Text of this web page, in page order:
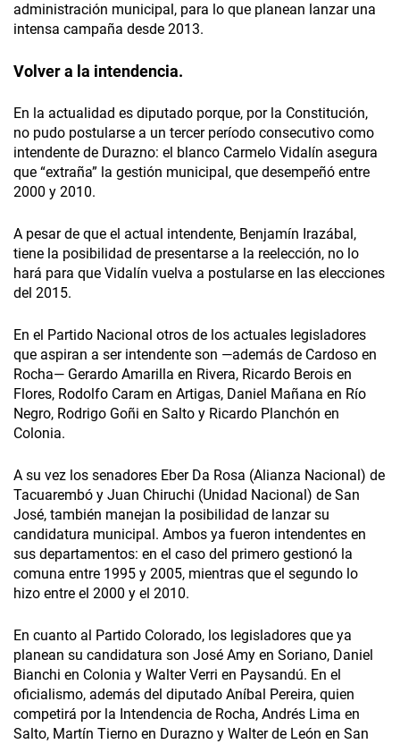
administración municipal, para lo que planean lanzar una
intensa campaña desde 2013.
Volver a la intendencia.
En la actualidad es diputado porque, por la Constitución,
no pudo postularse a un tercer período consecutivo como
intendente de Durazno: el blanco Carmelo Vidalín asegura
que “extraña” la gestión municipal, que desempeñó entre
2000 y 2010.
A pesar de que el actual intendente, Benjamín Irazábal,
tiene la posibilidad de presentarse a la reelección, no lo
hará para que Vidalín vuelva a postularse en las elecciones
del 2015.
En el Partido Nacional otros de los actuales legisladores
que aspiran a ser intendente son —además de Cardoso en
Rocha— Gerardo Amarilla en Rivera, Ricardo Berois en
Flores, Rodolfo Caram en Artigas, Daniel Mañana en Río
Negro, Rodrigo Goñi en Salto y Ricardo Planchón en
Colonia.
A su vez los senadores Eber Da Rosa (Alianza Nacional) de
Tacuarembó y Juan Chiruchi (Unidad Nacional) de San
José, también manejan la posibilidad de lanzar su
candidatura municipal. Ambos ya fueron intendentes en
sus departamentos: en el caso del primero gestionó la
comuna entre 1995 y 2005, mientras que el segundo lo
hizo entre el 2000 y el 2010.
En cuanto al Partido Colorado, los legisladores que ya
planean su candidatura son José Amy en Soriano, Daniel
Bianchi en Colonia y Walter Verri en Paysandú. En el
oficialismo, además del diputado Aníbal Pereira, quien
competirá por la Intendencia de Rocha, Andrés Lima en
Salto, Martín Tierno en Durazno y Walter de León en San